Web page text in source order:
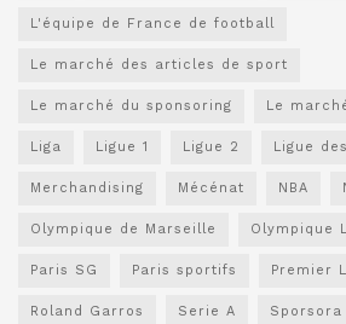
L'équipe de France de football
Le marché des articles de sport
Le marché du sponsoring Le
Liga Ligue 1 Ligue 2 Ligue
Merchandising Mécénat NBA
Olympique de Marseille Olympique
Paris SG Paris sportifs Premier
Roland Garros Serie A Sporsora